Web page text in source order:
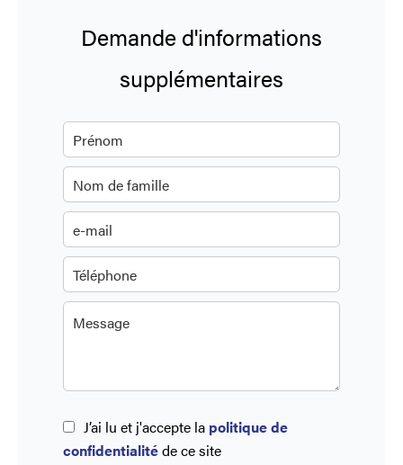
Demande d'informations
supplémentaires
J’ai lu et j'accepte la politique de
confidentialitéde ce site